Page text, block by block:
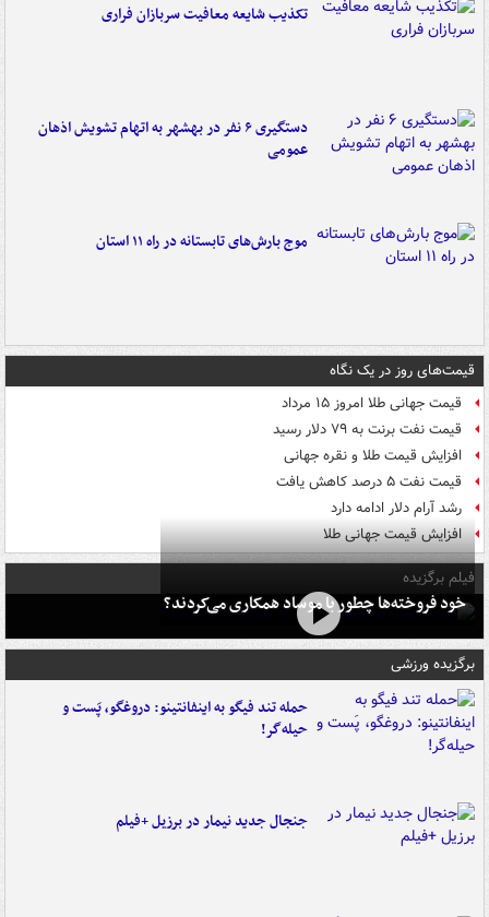
تکذیب شایعه معافیت سربازان فراری
دستگیری ۶ نفر در بهشهر به اتهام تشویش اذهان
عمومی
موج بارش‌های تابستانه در راه ۱۱ استان
قیمت‌های روز در یک نگاه
قیمت جهانی طلا امروز ۱۵ مرداد
قیمت نفت برنت به ۷۹ دلار رسید
افزایش قیمت طلا و نقره جهانی
قیمت نفت ۵ درصد کاهش یافت
رشد آرام دلار ادامه دارد
افزایش قیمت جهانی طلا
فیلم برگزیده
خود فروخته‌ها چطور با موساد همکاری می‌کردند؟
برگزیده ورزشی
حمله تند فیگو به اینفانتینو: دروغگو، پَست‌ و
حیله‌گر!
جنجال جدید نیمار در برزیل +فیلم